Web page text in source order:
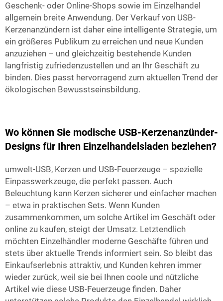
Geschenk- oder Online-Shops sowie im Einzelhandel
allgemein breite Anwendung. Der Verkauf von USB-
Kerzenanzündern ist daher eine intelligente Strategie, um
ein größeres Publikum zu erreichen und neue Kunden
anzuziehen – und gleichzeitig bestehende Kunden
langfristig zufriedenzustellen und an Ihr Geschäft zu
binden. Dies passt hervorragend zum aktuellen Trend der
ökologischen Bewusstseinsbildung.
Wo können Sie modische USB-Kerzenanzünder-
Designs für Ihren Einzelhandelsladen beziehen?
umwelt-USB, Kerzen und USB-Feuerzeuge – spezielle
Einpasswerkzeuge, die perfekt passen. Auch
Beleuchtung kann Kerzen sicherer und einfacher machen
– etwa in praktischen Sets. Wenn Kunden
zusammenkommen, um solche Artikel im Geschäft oder
online zu kaufen, steigt der Umsatz. Letztendlich
möchten Einzelhändler moderne Geschäfte führen und
stets über aktuelle Trends informiert sein. So bleibt das
Einkaufserlebnis attraktiv, und Kunden kehren immer
wieder zurück, weil sie bei Ihnen coole und nützliche
Artikel wie diese USB-Feuerzeuge finden. Daher